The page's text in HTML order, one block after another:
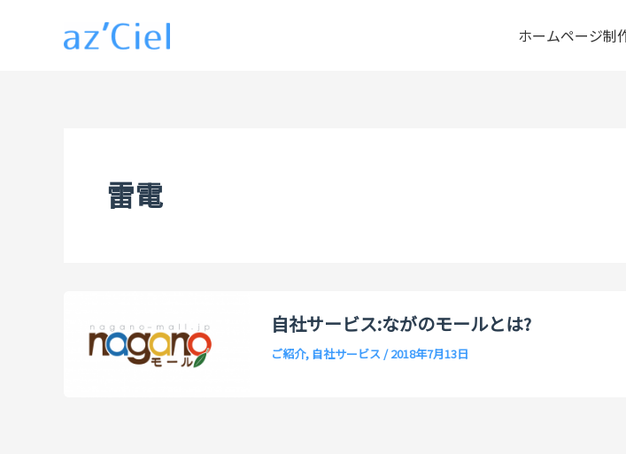
ホームページ制
雷電
自社サービス:ながのモールとは?
ご紹介, 自社サービス /2018年7月13日